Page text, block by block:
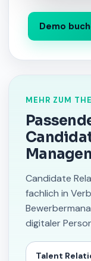
Demo
MEHR ZUM
Candidate
fachlich in
digitaler
Talent